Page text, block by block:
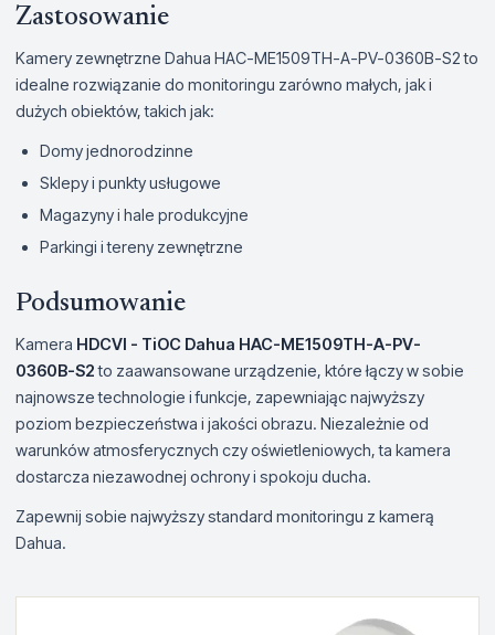
Zastosowanie
Kamery zewnętrzne Dahua HAC-ME1509TH-A-PV-0360B-S2 to
idealne rozwiązanie do monitoringu zarówno małych, jak i
dużych obiektów, takich jak:
Domy jednorodzinne
Sklepy i punkty usługowe
Magazyny i hale produkcyjne
Parkingi i tereny zewnętrzne
Podsumowanie
Kamera HDCVI - TiOC Dahua HAC-ME1509TH-A-PV-
0360B-S2to zaawansowane urządzenie, które łączy w sobie
najnowsze technologie i funkcje, zapewniając najwyższy
poziom bezpieczeństwa i jakości obrazu. Niezależnie od
warunków atmosferycznych czy oświetleniowych, ta kamera
dostarcza niezawodnej ochrony i spokoju ducha.
Zapewnij sobie najwyższy standard monitoringu z kamerą
Dahua.